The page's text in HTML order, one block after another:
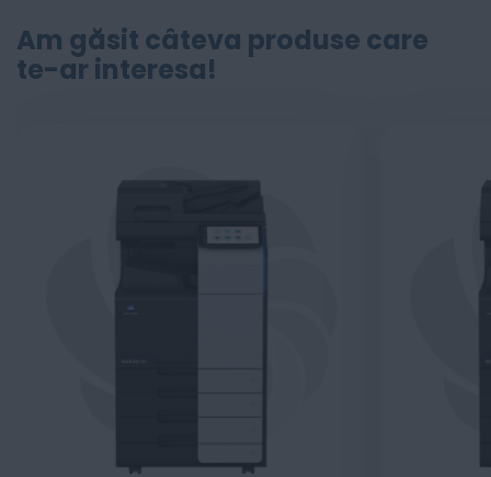
Am găsit câteva produse care
te-ar interesa!